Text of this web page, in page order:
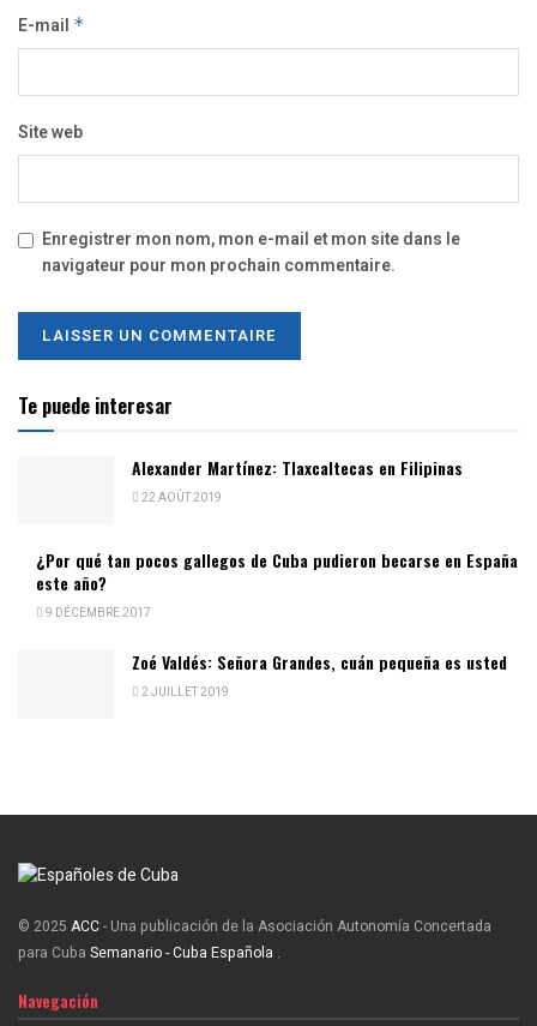
E-mail *
Site web
Enregistrer mon nom, mon e-mail et mon site dans le
navigateur pour mon prochain commentaire.
Te puede interesar
Alexander Martínez: Tlaxcaltecas en Filipinas
22 AOÛT 2019
¿Por qué tan pocos gallegos de Cuba pudieron becarse en España
este año?
9 DÉCEMBRE 2017
Zoé Valdés: Señora Grandes, cuán pequeña es usted
2 JUILLET 2019
© 2025 ACC- Una publicación de la Asociación Autonomía Concertada
para Cuba Semanario - Cuba Española .
Navegación